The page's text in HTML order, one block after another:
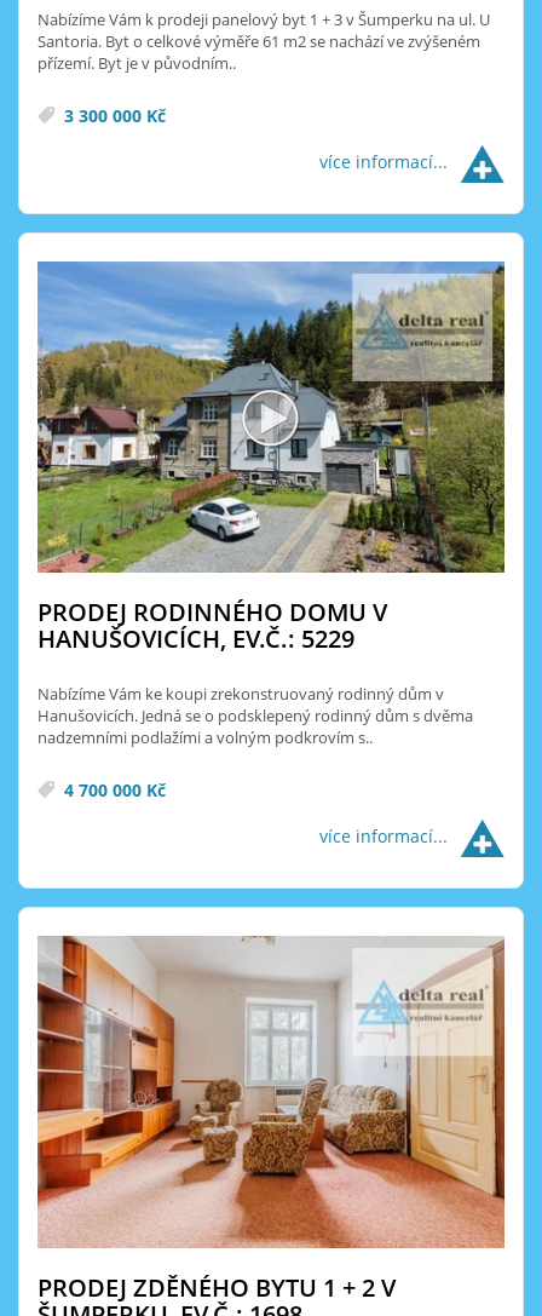
Nabízíme Vám k prodeji panelový byt 1 + 3 v Šumperku na ul. U
Santoria. Byt o celkové výměře 61 m2 se nachází ve zvýšeném
přízemí. Byt je v původním..
3 300 000 Kč
více informací...
PRODEJ RODINNÉHO DOMU V
HANUŠOVICÍCH, EV.Č.: 5229
Nabízíme Vám ke koupi zrekonstruovaný rodinný dům v
Hanušovicích. Jedná se o podsklepený rodinný dům s dvěma
nadzemními podlažími a volným podkrovím s..
4 700 000 Kč
více informací...
PRODEJ ZDĚNÉHO BYTU 1 + 2 V